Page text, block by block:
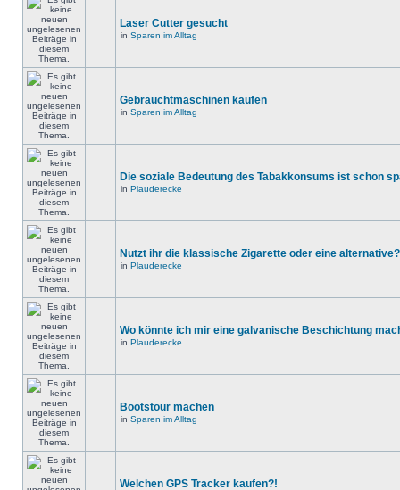
Laser Cutter gesucht
in Sparen im Alltag
Gebrauchtmaschinen kaufen
in Sparen im Alltag
Die soziale Bedeutung des Tabakkonsums ist schon
in Plauderecke
Nutzt ihr die klassische Zigarette oder eine alternative?
in Plauderecke
Wo könnte ich mir eine galvanische Beschichtung
in Plauderecke
Bootstour machen
in Sparen im Alltag
Welchen GPS Tracker kaufen?!